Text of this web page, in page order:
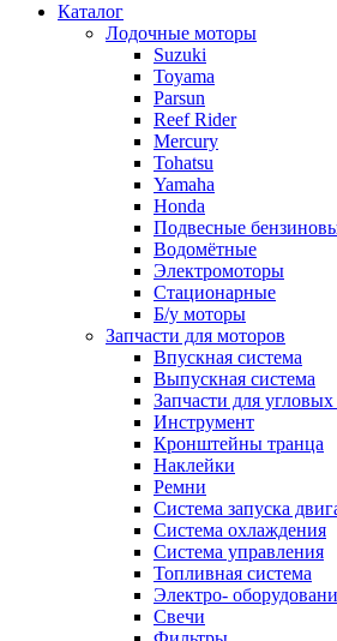
Каталог
Лодочные моторы
Suzuki
Toyama
Parsun
Reef Rider
Mercury
Tohatsu
Yamaha
Honda
Подвесные
Водомётные
Электромоторы
Стационарные
Б/у моторы
Запчасти для моторов
Впускная система
Выпускная система
Запчасти для
Инструмент
Кронштейны транца
Наклейки
Ремни
Система запуска
Система охлаждения
Система управления
Топливная система
Электро-
Свечи